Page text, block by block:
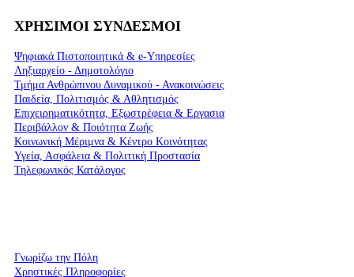
ΧΡΗΣΙΜΟΙ ΣΥΝΔΕΣΜΟΙ
Ψηφιακά Πιστοποιητικά & e-Υπηρεσίες
Ληξιαρχείο - Δημοτολόγιο
Τμήμα Ανθρώπινου Δυναμικού - Ανακοινώσεις
Παιδεία, Πολιτισμός & Αθλητισμός
Επιχειρηματικότητα, Εξωστρέφεια & Εργασια
Περιβάλλον & Ποιότητα Ζωής
Kοινωνική Μέριμνα & Κέντρο Κοινότητας
Υγεία, Ασφάλεια & Πολιτική Προστασία
Τηλεφωνικός Κατάλογος
Γνωρίζω την Πόλη
Χρηστικές Πληροφορίες